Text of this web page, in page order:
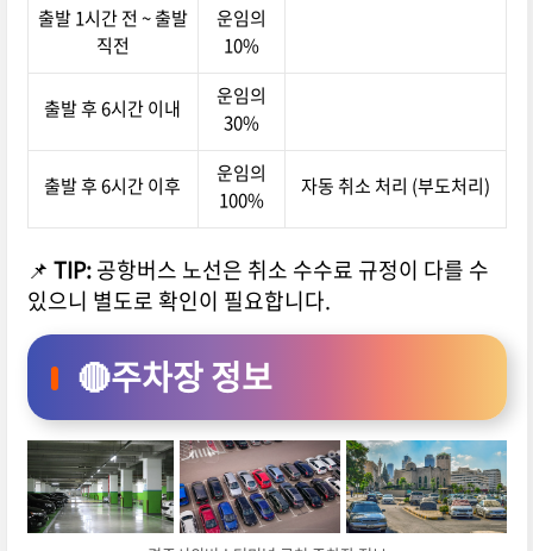
출발 1시간 전 ~ 출발
직전
운임의
10%
출발 후 6시간 이내
운임의
30%
출발 후 6시간 이후
운임의
100%
자동 취소 처리 (부도처리)
📌 TIP:공항버스 노선은 취소 수수료 규정이 다를 수
있으니 별도로 확인이 필요합니다.
🔴주차장 정보